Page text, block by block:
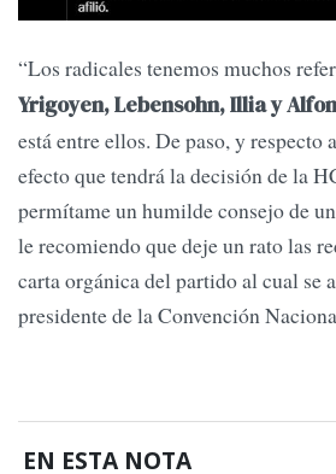
“Los radicales tenemos muchos
Yrigoyen, Lebensohn, Illia y
está entre ellos. De paso, y respecto
efecto que tendrá la decisión de la
permítame un humilde consejo de
le recomiendo que deje un rato las
carta orgánica del partido al cual se
presidente de la Convención
EN ESTA NOTA